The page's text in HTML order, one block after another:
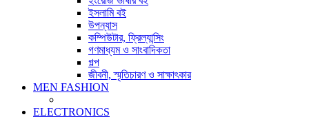
ইসলামি বই
উপন্যাস
কম্পিউটার, ফ্রিল্যান্সিং
গণমাধ্যম ও সাংবাদিকতা
গল্প
জীবনী, স্মৃতিচারণ ও সাক্ষাৎকার
MEN FASHION
ELECTRONICS